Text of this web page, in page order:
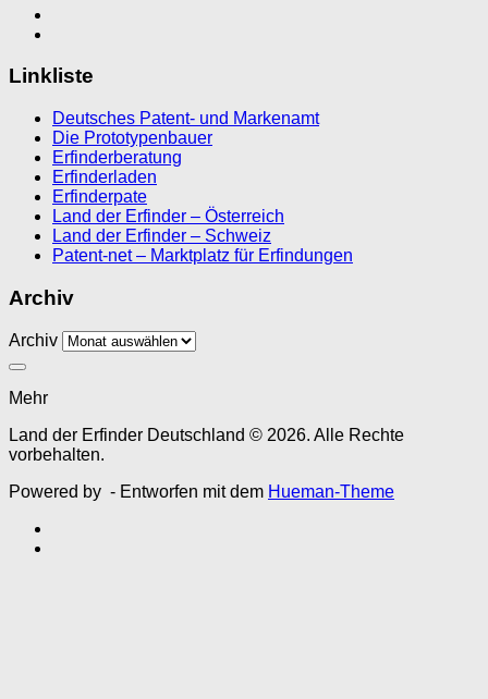
Linkliste
Deutsches Patent- und Markenamt
Die Prototypenbauer
Erfinderberatung
Erfinderladen
Erfinderpate
Land der Erfinder – Österreich
Land der Erfinder – Schweiz
Patent-net – Marktplatz für Erfindungen
Archiv
Archiv
Mehr
Land der Erfinder Deutschland © 2026. Alle Rechte
vorbehalten.
Powered by - Entworfen mit dem Hueman-Theme